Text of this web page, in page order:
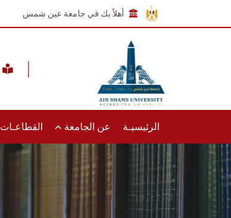
أهلاً بك في جامعة عين شمس
الرئيسيـة عن الجامعة القطاعـات